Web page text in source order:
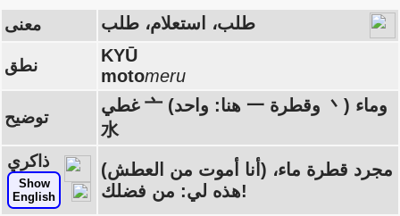
معنى طلب، استعلام، طلب
نطق
KYŪ
motomeru
توضيح
غطي 亠 (هنا: واحد 一 وقطرة 丶) وماء
水
ذاكري
Show
English
(أنا أموت من العطش) مجرد قطرة ماء،
هذه لي: من فضلك!